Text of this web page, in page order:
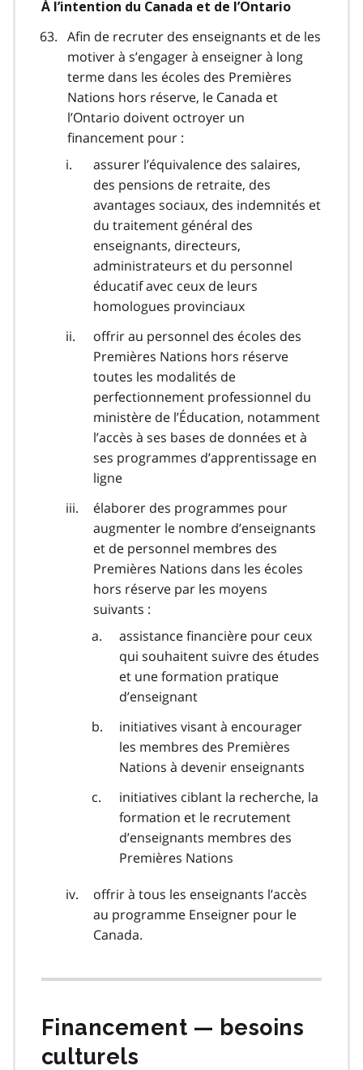
À l’intention du Canada et de l’Ontario
Afin de recruter des enseignants et de les
motiver à s’engager à enseigner à long
terme dans les écoles des Premières
Nations hors réserve, le Canada et
l’Ontario doivent octroyer un
financement pour :
assurer l’équivalence des salaires,
des pensions de retraite, des
avantages sociaux, des indemnités et
du traitement général des
enseignants, directeurs,
administrateurs et du personnel
éducatif avec ceux de leurs
homologues provinciaux
offrir au personnel des écoles des
Premières Nations hors réserve
toutes les modalités de
perfectionnement professionnel du
ministère de l’Éducation, notamment
l’accès à ses bases de données et à
ses programmes d’apprentissage en
ligne
élaborer des programmes pour
augmenter le nombre d’enseignants
et de personnel membres des
Premières Nations dans les écoles
hors réserve par les moyens
suivants :
assistance financière pour ceux
qui souhaitent suivre des études
et une formation pratique
d’enseignant
initiatives visant à encourager
les membres des Premières
Nations à devenir enseignants
initiatives ciblant la recherche, la
formation et le recrutement
d’enseignants membres des
Premières Nations
offrir à tous les enseignants l’accès
au programme Enseigner pour le
Canada.
Financement — besoins
culturels